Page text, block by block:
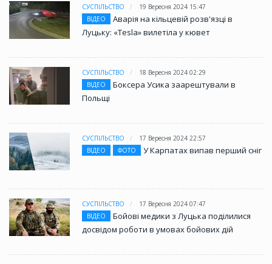
СУСПІЛЬСТВО
19 Вересня 2024 15:47
ВІДЕО
Аварія на кільцевій розв'язці в
Луцьку: «Tesla» вилетіла у кювет
СУСПІЛЬСТВО
18 Вересня 2024 02:29
ВІДЕО
Боксера Усика заарештували в
Польщі
СУСПІЛЬСТВО
17 Вересня 2024 22:57
ВІДЕО
ФОТО У Карпатах випав перший сніг
СУСПІЛЬСТВО
17 Вересня 2024 07:47
ВІДЕО
Бойові медики з Луцька поділилися
досвідом роботи в умовах бойових дій